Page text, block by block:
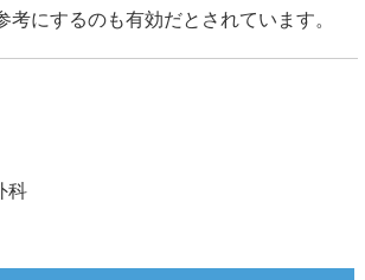
考にするのも有効だとされています。
科